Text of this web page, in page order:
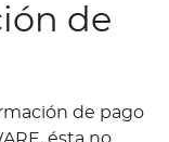
de
de pago